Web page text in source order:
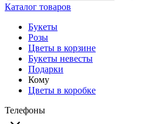
Каталог товаров
Букеты
Розы
Цветы в корзине
Букеты невесты
Подарки
Кому
Цветы в коробке
Телефоны